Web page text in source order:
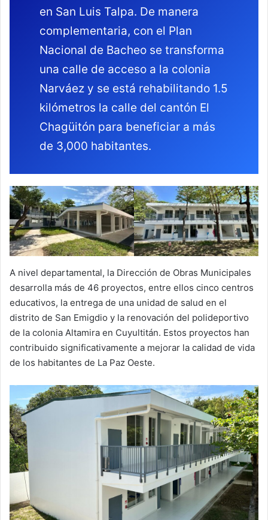
en San Luis Talpa. De manera
complementaria, con el Plan
Nacional de Bacheo se transforma
una calle de acceso a la colonia
Narváez y se está rehabilitando 1.5
kilómetros la calle del cantón El
Chagüitón para beneficiar a más
de 3,000 habitantes.
A nivel departamental, la Dirección de Obras Municipales
desarrolla más de 46 proyectos, entre ellos cinco centros
educativos, la entrega de una unidad de salud en el
distrito de San Emigdio y la renovación del polideportivo
de la colonia Altamira en Cuyultitán. Estos proyectos han
contribuido significativamente a mejorar la calidad de vida
de los habitantes de La Paz Oeste.